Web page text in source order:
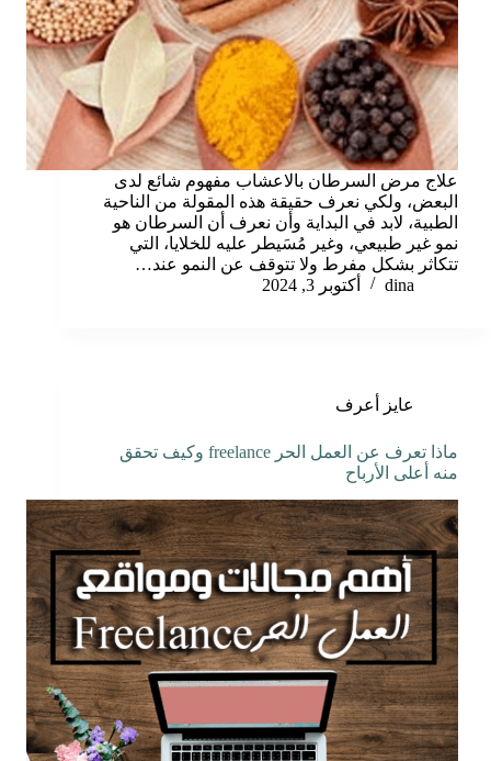
علاج مرض السرطان بالاعشاب مفهوم شائع لدى
البعض، ولكي نعرف حقيقة هذه المقولة من الناحية
الطبية، لابد في البداية وأن نعرف أن السرطان هو
نمو غير طبيعي، وغير مُسَيطر عليه للخلايا، التي
تتكاثر بشكل مفرط ولا تتوقف عن النمو عند…
dina
أكتوبر 3, 2024
عايز أعرف
ماذا تعرف عن العمل الحر freelance وكيف تحقق
منه أعلى الأرباح